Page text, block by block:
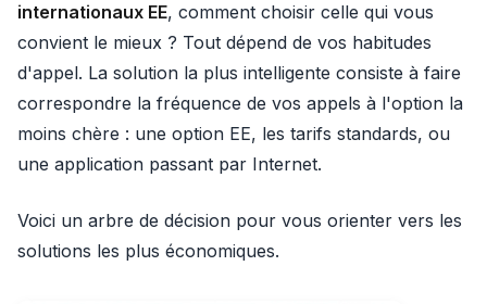
internationaux EE, comment choisir celle qui vous
convient le mieux ? Tout dépend de vos habitudes
d'appel. La solution la plus intelligente consiste à faire
correspondre la fréquence de vos appels à l'option la
moins chère : une option EE, les tarifs standards, ou
une application passant par Internet.
Voici un arbre de décision pour vous orienter vers les
solutions les plus économiques.